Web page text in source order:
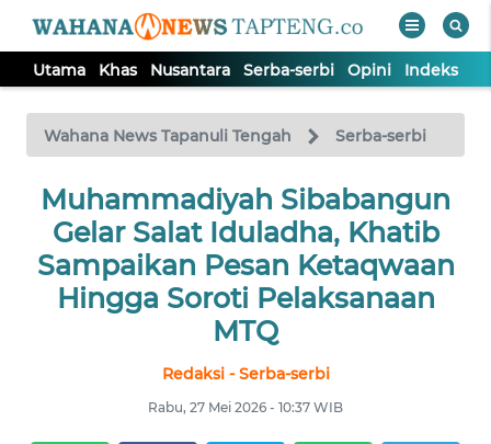
Utama Khas Nusantara Serba-serbi Opini Indeks
Wahana News Tapanuli Tengah Serba-serbi
Muhammadiyah Sibabangun
Gelar Salat Iduladha, Khatib
Sampaikan Pesan Ketaqwaan
Hingga Soroti Pelaksanaan
MTQ
Redaksi - Serba-serbi
Rabu, 27 Mei 2026 - 10:37 WIB
TV
Tutup
UTAMA
KHAS
NUSANTARA